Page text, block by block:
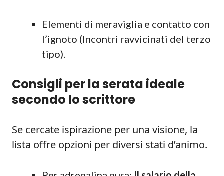
Elementi di meraviglia e contatto con
l’ignoto (Incontri ravvicinati del terzo
tipo).
Consigli per la serata ideale
secondo lo scrittore
Se cercate ispirazione per una visione, la
lista offre opzioni per diversi stati d’animo.